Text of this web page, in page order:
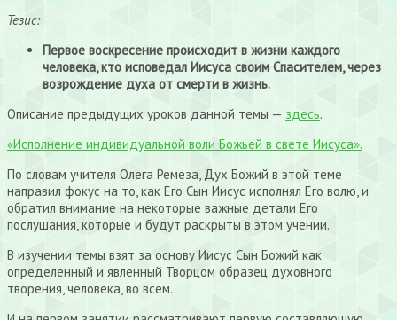
Тезис:
Первое воскресение происходит в жизни каждого
человека, кто исповедал Иисуса своим Спасителем, через
возрождение духа от смерти в жизнь.
Описание предыдущих уроков данной темы — здесь.
«Исполнение индивидуальной воли Божьей в свете Иисуса».
По словам учителя Олега Ремеза, Дух Божий в этой теме
направил фокус на то, как Его Сын Иисус исполнял Его волю, и
обратил внимание на некоторые важные детали Его
послушания, которые и будут раскрыты в этом учении.
В изучении темы взят за основу Иисус Сын Божий как
определенный и явленный Творцом образец духовного
творения, человека, во всем.